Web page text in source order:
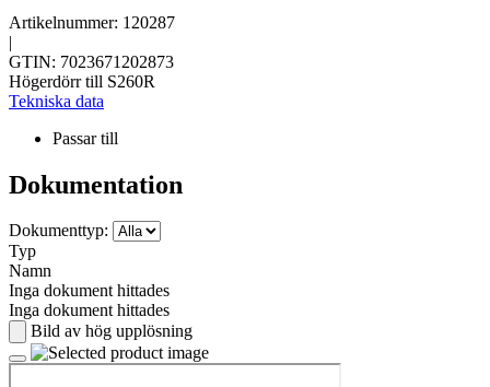
Artikelnummer: 120287
|
GTIN: 7023671202873
Högerdörr till S260R
Tekniska data
Passar till
Dokumentation
Dokumenttyp:
Typ
Namn
Inga dokument hittades
Inga dokument hittades
Bild av hög upplösning